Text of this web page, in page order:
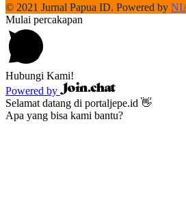
© 2021 Jurnal Papua ID. Powered by
Mulai percakapan
Hubungi Kami!
Powered by
Selamat datang di portaljepe.id 👋
Apa yang bisa kami bantu?